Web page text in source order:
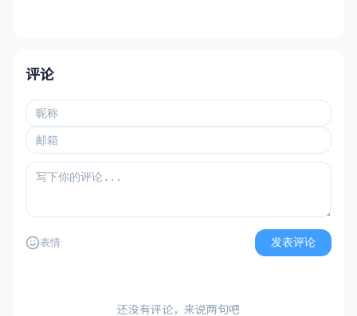
评论
表情 发表评论
还没有评论，来说两句吧